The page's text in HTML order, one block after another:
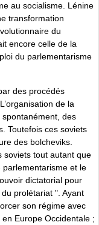
au socialisme. Lénine
transformation
du
encore celle de la
du parlementarisme
des procédés
de la
des
Toutefois ces soviets
des bolcheviks.
soviets tout autant que
parlementarisme et le
dictatorial pour
prolétariat ". Ayant
son régime avec
Europe Occidentale ;